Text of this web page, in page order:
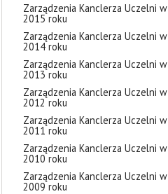
Zarządzenia Kanclerza Uczelni w
2015 roku
Zarządzenia Kanclerza Uczelni w
2014 roku
Zarządzenia Kanclerza Uczelni w
2013 roku
Zarządzenia Kanclerza Uczelni w
2012 roku
Zarządzenia Kanclerza Uczelni w
2011 roku
Zarządzenia Kanclerza Uczelni w
2010 roku
Zarządzenia Kanclerza Uczelni w
2009 roku